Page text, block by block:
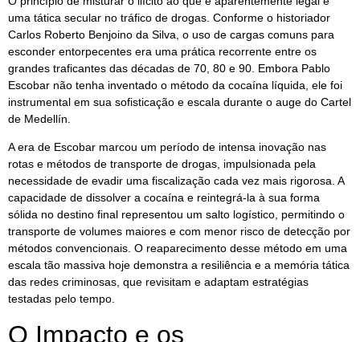
uma tática secular no tráfico de drogas. Conforme o historiador
Carlos Roberto Benjoino da Silva, o uso de cargas comuns para
esconder entorpecentes era uma prática recorrente entre os
grandes traficantes das décadas de 70, 80 e 90. Embora Pablo
Escobar não tenha inventado o método da cocaína líquida, ele foi
instrumental em sua sofisticação e escala durante o auge do Cartel
de Medellín.
A era de Escobar marcou um período de intensa inovação nas
rotas e métodos de transporte de drogas, impulsionada pela
necessidade de evadir uma fiscalização cada vez mais rigorosa. A
capacidade de dissolver a cocaína e reintegrá-la à sua forma
sólida no destino final representou um salto logístico, permitindo o
transporte de volumes maiores e com menor risco de detecção por
métodos convencionais. O reaparecimento desse método em uma
escala tão massiva hoje demonstra a resiliência e a memória tática
das redes criminosas, que revisitam e adaptam estratégias
testadas pelo tempo.
O Impacto e os